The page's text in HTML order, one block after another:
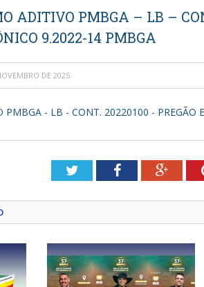
ADITIVO PMBGA – LB –
9.2022-14 PMBGA
DE 2025
PMBGA - LB - CONT. 20220100 - PREGÃO
TwitterFacebook